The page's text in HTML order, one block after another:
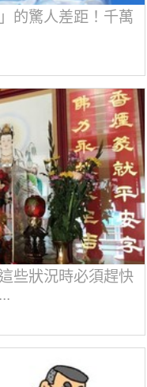
的驚人差距！千萬
些狀況時必須趕快